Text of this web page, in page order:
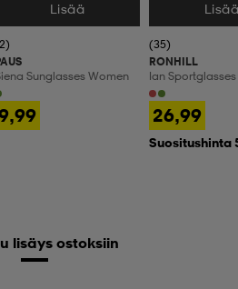
Valitse Koko
Lisää
Sunglasses Women
Valitse Koko
(35)
RONHILL
Ian Sportglasses
26,99
Suositushinta
lisäys ostoksiin